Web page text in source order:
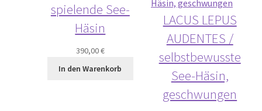
spielende See-
Häsin
390,00€
In den Warenkorb
LACUS LEPUS
AUDENTES /
selbstbewusste
See-Häsin,
geschwungen